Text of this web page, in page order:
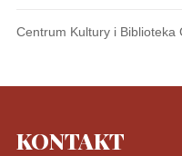
Centrum Kultury i Biblioteka
KONTAKT